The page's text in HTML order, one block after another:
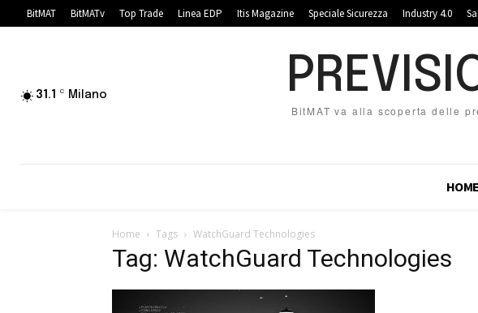
BitMAT BitMATv Top Trade Linea EDP Itis Magazine Speciale Sicurezza Industry 4.0
31.1 C Milano
BitMAT va alla scoperta delle
HOME
Home Tags WatchGuard Technologies
Tag: WatchGuard Technologies